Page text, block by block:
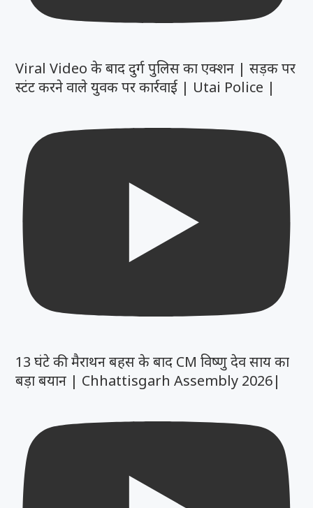
Viral Video के बाद दुर्ग पुलिस का एक्शन | सड़क पर
स्टंट करने वाले युवक पर कार्रवाई | Utai Police |
13 घंटे की मैराथन बहस के बाद CM विष्णु देव साय का
बड़ा बयान | Chhattisgarh Assembly 2026|